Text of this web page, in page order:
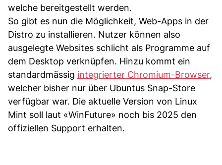
welche bereitgestellt werden.
So gibt es nun die Möglichkeit, Web-Apps in der
Distro zu installieren. Nutzer können also
ausgelegte Websites schlicht als Programme auf
dem Desktop verknüpfen. Hinzu kommt ein
standardmässig integrierter Chromium-Browser,
welcher bisher nur über Ubuntus Snap-Store
verfügbar war. Die aktuelle Version von Linux
Mint soll laut «WinFuture» noch bis 2025 den
offiziellen Support erhalten.